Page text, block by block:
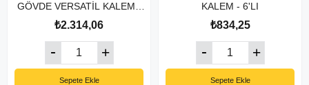
GÖVDE VERSATİL KALEM -
6'LI KUTU
₺2.314,06
Sepete Ekle
KALEM - 6'LI
₺834,25
Sepete Ekle